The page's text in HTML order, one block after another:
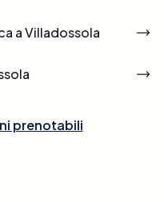
a Villadossola
prenotabili